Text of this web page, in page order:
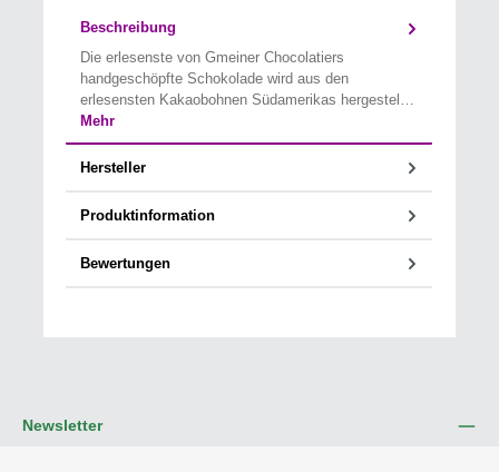
Beschreibung
Die erlesenste von Gmeiner Chocolatiers
handgeschöpfte Schokolade wird aus den
erlesensten Kakaobohnen Südamerikas hergestel…
Mehr
Hersteller
Produktinformation
Bewertungen
Newsletter